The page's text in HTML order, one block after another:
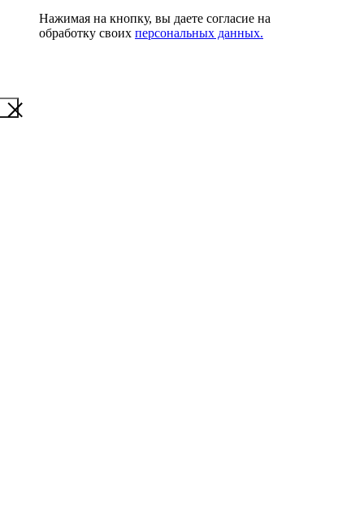
Нажимая на кнопку, вы даете согласие на
обработку своих персональных данных.